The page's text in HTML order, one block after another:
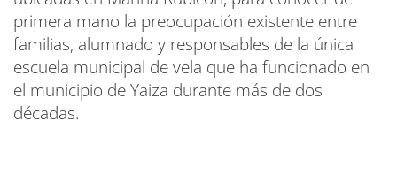
primera mano la preocupación existente entre
familias, alumnado y responsables de la única
escuela municipal de vela que ha funcionado en
el municipio de Yaiza durante más de dos
décadas.